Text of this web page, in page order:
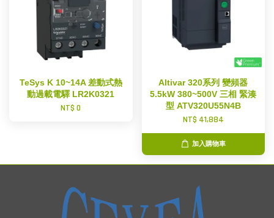
TeSys K 10~14A 差動式熱
動過載電驛 LR2K0321
NT$ 0
Altivar 320系列 變頻器
5.5kW 380~500V 三相 緊湊
型 ATV320U55N4B
NT$ 41,884
加入購物車